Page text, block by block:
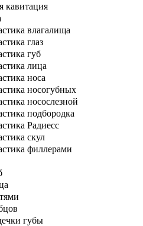
кавитация
влагалища
глаз
губ
лица
носа
носогубных
носослезной
подбородка
Радиесс
скул
филлерами
губы